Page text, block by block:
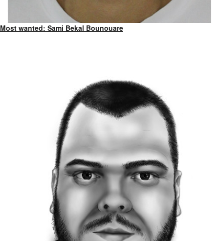
Most wanted: Sami Bekal Bounouare